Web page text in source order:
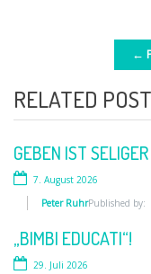
POST ←
RELATED
GEBEN IST
7. August 2026
Published by:
Peter Ruhr
„BIMBI EDUCATI“!
29. Juli 2026
WIRKLICH WICHTIG?
12. Juni 2026
Published by:
Peter Ruhr
SKANDAL!
2. Juni 2026